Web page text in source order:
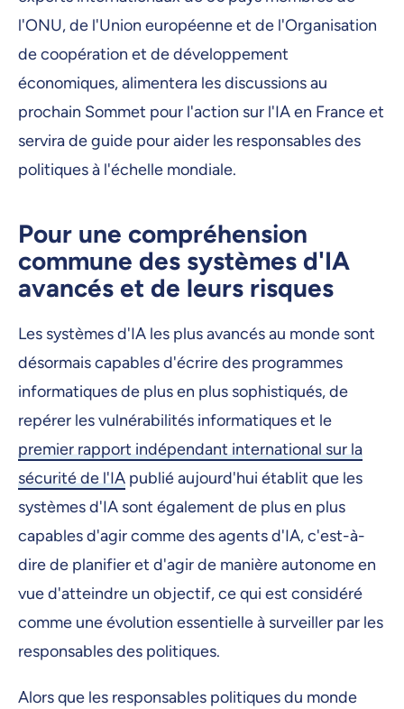
l'ONU, de l'Union européenne et de l'Organisation
de coopération et de développement
économiques, alimentera les discussions au
prochain Sommet pour l'action sur l'IA en France et
servira de guide pour aider les responsables des
politiques à l'échelle mondiale.
Pour une compréhension
commune des systèmes d'IA
avancés et de leurs risques
Les systèmes d'IA les plus avancés au monde sont
désormais capables d'écrire des programmes
informatiques de plus en plus sophistiqués, de
repérer les vulnérabilités informatiques et le
premier rapport indépendant international sur la
sécurité de l'IA publié aujourd'hui établit que les
systèmes d'IA sont également de plus en plus
capables d'agir comme des agents d'IA, c'est-à-
dire de planifier et d'agir de manière autonome en
vue d'atteindre un objectif, ce qui est considéré
comme une évolution essentielle à surveiller par les
responsables des politiques.
Alors que les responsables politiques du monde